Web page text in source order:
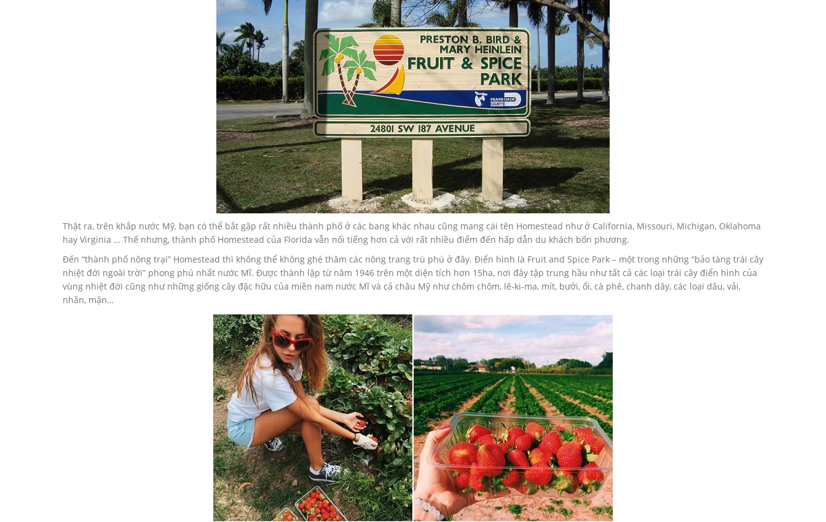
Thật ra, trên khắp nước Mỹ, bạn có thể bắt gặp rất nhiều thành phố ở các bang khác nhau cũng mang cái tên Homestead như ở California, Missouri, Michigan, Oklahoma
hay Virginia … Thế nhưng, thành phố Homestead của Florida vẫn nổi tiếng hơn cả với rất nhiều điểm đến hấp dẫn du khách bốn phương.
Đến “thành phố nông trại” Homestead thì không thể không ghé thăm các nông trang trù phú ở đây. Điển hình là Fruit and Spice Park – một trong những “bảo tàng trái cây
nhiệt đới ngoài trời” phong phú nhất nước Mĩ. Được thành lập từ năm 1946 trên một diện tích hơn 15ha, nơi đây tập trung hầu như tất cả các loại trái cây điển hình của
vùng nhiệt đới cũng như những giống cây đặc hữu của miền nam nước Mĩ và cả châu Mỹ như chôm chôm, lê-ki-ma, mít, bưởi, ổi, cà phê, chanh dây, các loại dâu, vải,
nhãn, mận…